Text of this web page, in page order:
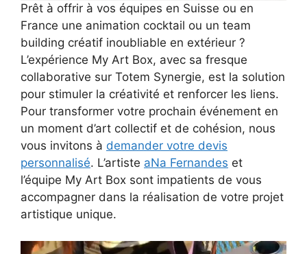
Prêt à offrir à vos équipes en Suisse ou en
France une animation cocktail ou un team
building créatif inoubliable en extérieur ?
L’expérience My Art Box, avec sa fresque
collaborative sur Totem Synergie, est la solution
pour stimuler la créativité et renforcer les liens.
Pour transformer votre prochain événement en
un moment d’art collectif et de cohésion, nous
vous invitons à demander votre devis
personnalisé. L’artiste aNa Fernandes et
l’équipe My Art Box sont impatients de vous
accompagner dans la réalisation de votre projet
artistique unique.